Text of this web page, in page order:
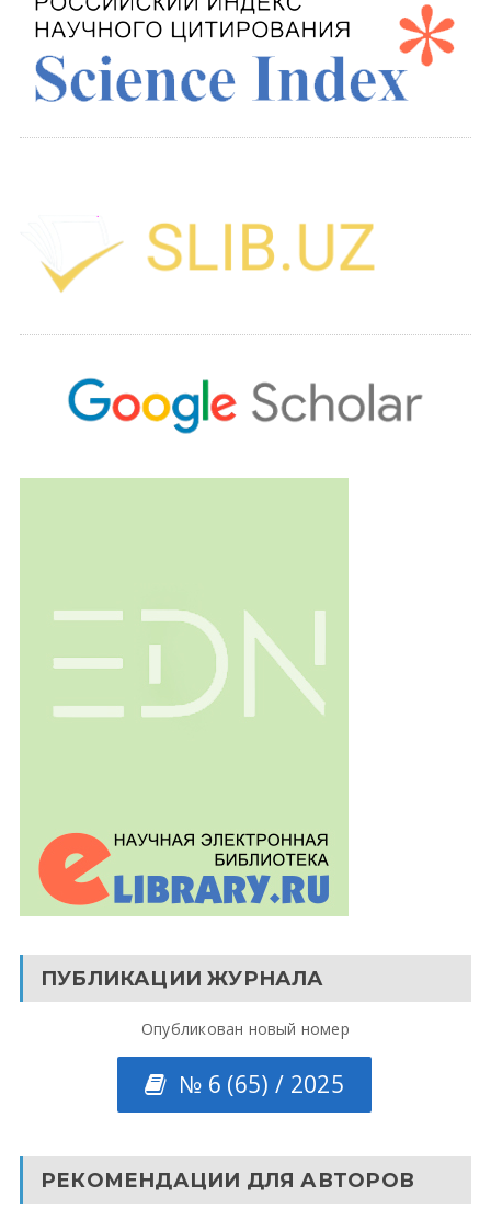
ПУБЛИКАЦИИ ЖУРНАЛА
Опубликован новый номер
№ 6 (65) / 2025
РЕКОМЕНДАЦИИ ДЛЯ АВТОРОВ